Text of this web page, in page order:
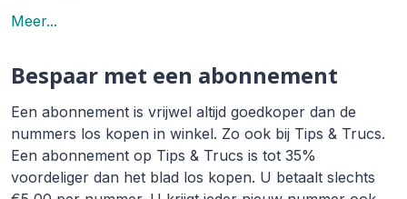
Meer...
Bespaar met een abonnement
Een abonnement is vrijwel altijd goedkoper dan de
nummers los kopen in winkel. Zo ook bij Tips & Trucs.
Een abonnement op Tips & Trucs is tot 35%
voordeliger dan het blad los kopen. U betaalt slechts